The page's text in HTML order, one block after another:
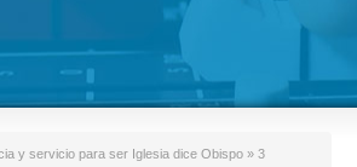
y servicio para ser Iglesia dice Obispo » 3